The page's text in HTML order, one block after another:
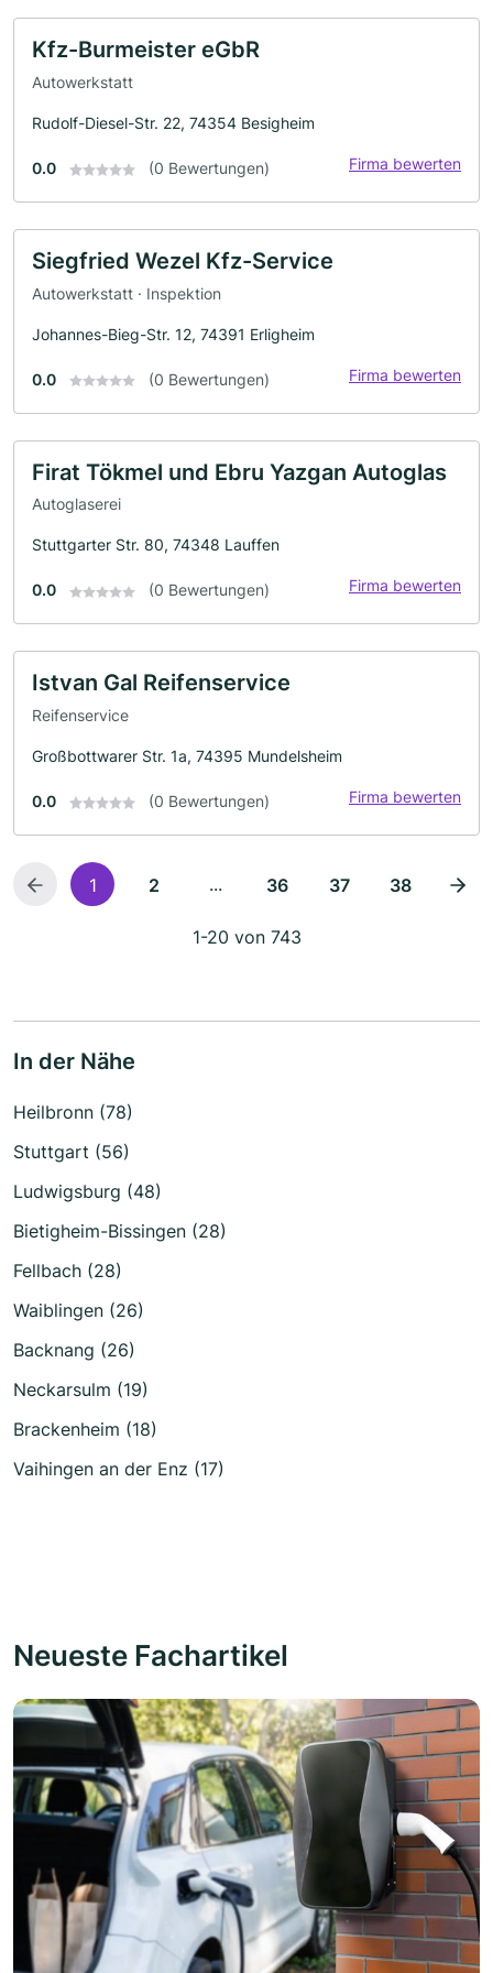
Kfz-Burmeister eGbR
Autowerkstatt
Rudolf-Diesel-Str. 22, 74354 Besigheim
0.0 (0 Bewertungen) Firma bewerten
Siegfried Wezel Kfz-Service
Autowerkstatt · Inspektion
Johannes-Bieg-Str. 12, 74391 Erligheim
0.0 (0 Bewertungen) Firma bewerten
Firat Tökmel und Ebru Yazgan Autoglas
Autoglaserei
Stuttgarter Str. 80, 74348 Lauffen
0.0 (0 Bewertungen) Firma bewerten
Istvan Gal Reifenservice
Reifenservice
Großbottwarer Str. 1a, 74395 Mundelsheim
0.0 (0 Bewertungen) Firma bewerten
1 2 ... 36 37 38
1-20 von 743
In der Nähe
Heilbronn (78)
Stuttgart (56)
Ludwigsburg (48)
Bietigheim-Bissingen (28)
Fellbach (28)
Waiblingen (26)
Backnang (26)
Neckarsulm (19)
Brackenheim (18)
Vaihingen an der Enz (17)
Neueste Fachartikel